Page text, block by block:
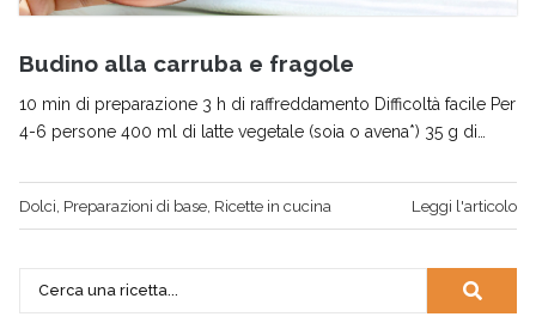
Budino alla carruba e fragole
10 min di preparazione 3 h di raffreddamento Difficoltà facile Per
4-6 persone 400 ml di latte vegetale (soia o avena*) 35 g di…
Dolci Preparazioni di base Ricette in cucina Leggi l'articolo